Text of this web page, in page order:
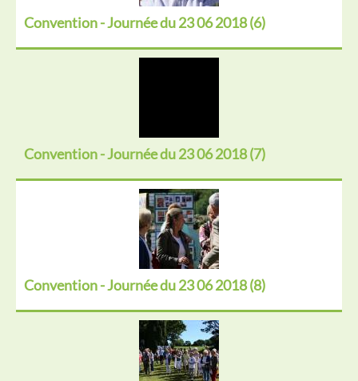
Convention - Journée du 23 06 2018 (6)
Convention - Journée du 23 06 2018 (7)
Convention - Journée du 23 06 2018 (8)